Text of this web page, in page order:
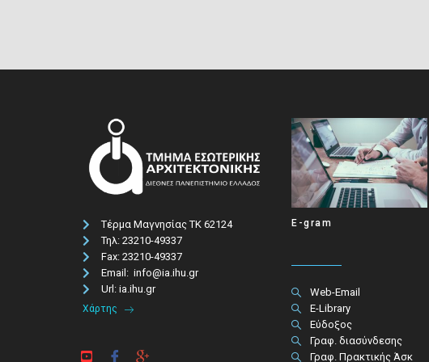
Τέρμα Μαγνησίας ΤΚ 62124
Τηλ: 23210-49337​
Fax: 23210-49337
Email: info@ia.ihu.gr
Url: ia.ihu.gr
Χάρτης
E-gram
Web-Email
E-Library
Εύδοξος
Γραφ. διασύνδεσης
Γραφ. Πρακτικής Άσκ